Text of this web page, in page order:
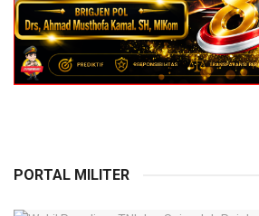
PORTAL MILITER